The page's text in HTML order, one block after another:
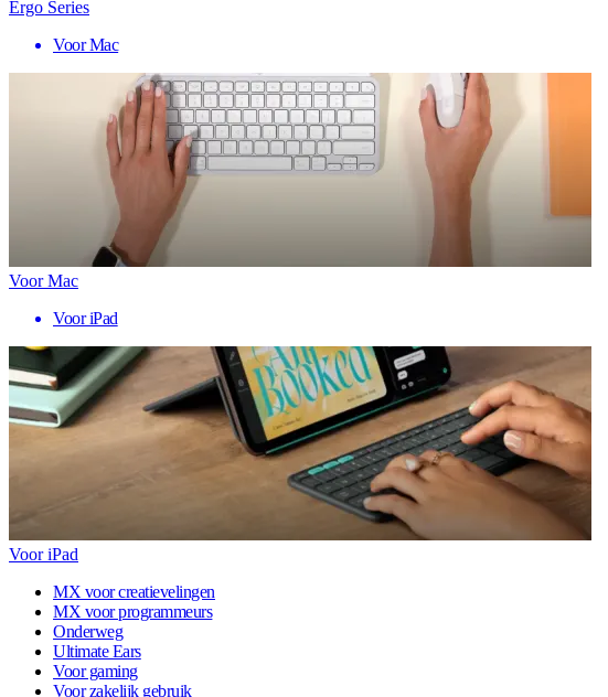
Ergo Series
Voor Mac
Voor Mac
Voor iPad
Voor iPad
MX voor creatievelingen
MX voor programmeurs
Onderweg
Ultimate Ears
Voor gaming
Voor zakelijk gebruik